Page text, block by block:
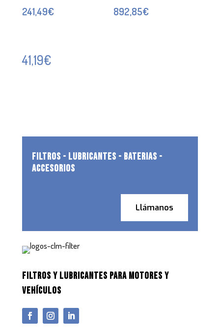
241,49€ 892,85€
41,19€
FILTROS - LUBRICANTES - BATERIAS -
ACCESORIOS
Llámanos
FILTROS Y LUBRICANTES PARA MOTORES Y
VEHÍCULOS